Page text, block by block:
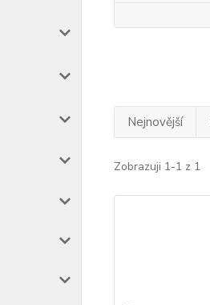
Nejnovější
Zobrazuji 1-1 z 1